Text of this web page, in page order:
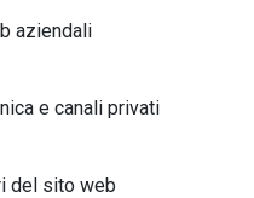
aziendali
e canali privati
del sito web